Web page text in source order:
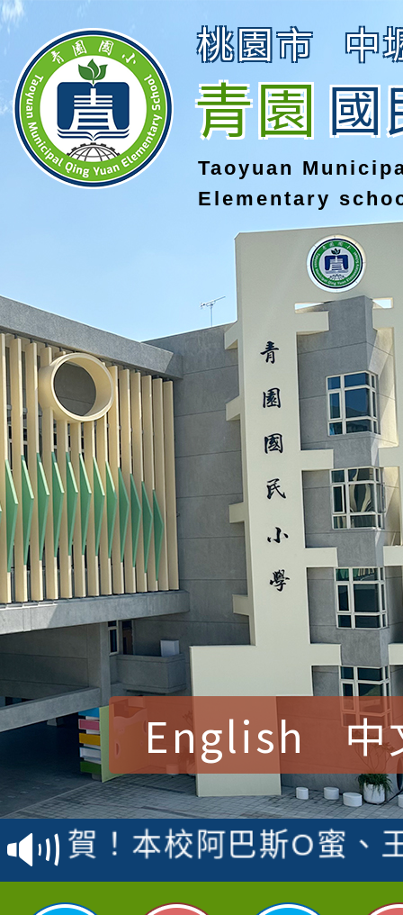
桃園市 中
青園國
Taoyuan
Elementary
English 中
賀！本校參加桃園市中
賽 洪綺君教師榮獲社
名
賀！本校阿巴斯O蜜、
倩參加桃園市科展 國
賀！本校四年二班張O